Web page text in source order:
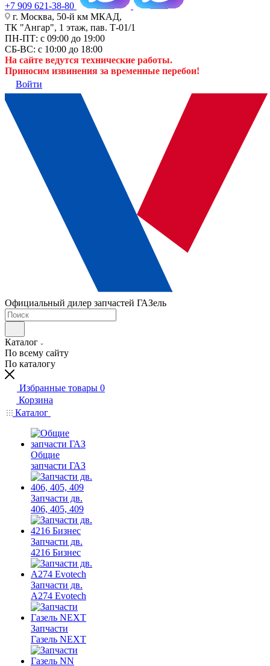
+7 909 621-38-80
г. Москва, 50-й км МКАД,
ТК "Ангар", 1 этаж, пав. Т-01/1
ПН-ПТ: с 09:00 до 19:00
СБ-ВС: с 10:00 до 18:00
На сайте ведутся технические работы.
Приносим извинения за временные перебои!
Войти
Официальный дилер запчастей ГАЗель
Каталог
По всему сайту
По каталогу
Избранные товары 0
Корзина
Каталог
Общие
запчасти ГАЗ
Запчасти дв.
406, 405, 409
Запчасти дв.
4216 Бизнес
Запчасти дв.
A274 Evotech
Запчасти
Газель NEXT